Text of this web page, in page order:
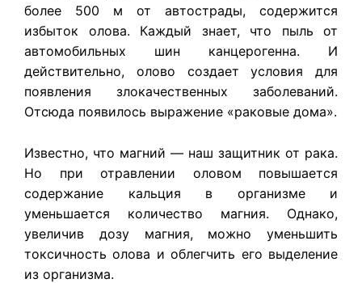
более 500 м от автострады, содержится
избыток олова. Каждый знает, что пыль от
автомобильных шин канцерогенна. И
действительно, олово создает условия для
появления злокачественных заболеваний.
Отсюда появилось выражение «раковые дома».
Известно, что магний — наш защитник от рака.
Но при отравлении оловом повышается
содержание кальция в организме и
уменьшается количество магния. Однако,
увеличив дозу магния, можно уменьшить
токсичность олова и облегчить его выделение
из организма.